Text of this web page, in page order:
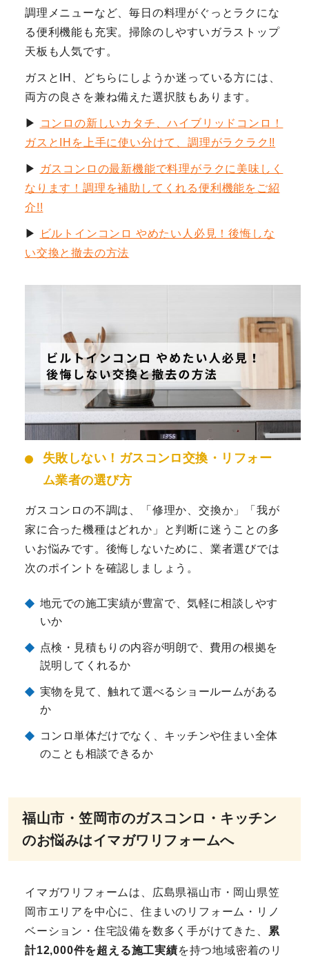
調理メニューなど、毎日の料理がぐっとラクにな
る便利機能も充実。掃除のしやすいガラストップ
天板も人気です。
ガスとIH、どちらにしようか迷っている方には、
両方の良さを兼ね備えた選択肢もあります。
▶
コンロの新しいカタチ、ハイブリッドコンロ！
ガスとIHを上手に使い分けて、調理がラクラク!!
▶
ガスコンロの最新機能で料理がラクに美味しく
なります！調理を補助してくれる便利機能をご紹
介!!
▶
ビルトインコンロ やめたい人必見！後悔しな
い交換と撤去の方法
失敗しない！ガスコンロ交換・リフォー
ム業者の選び方
ガスコンロの不調は、「修理か、交換か」「我が
家に合った機種はどれか」と判断に迷うことの多
いお悩みです。後悔しないために、業者選びでは
次のポイントを確認しましょう。
地元での施工実績が豊富で、気軽に相談しやす
いか
点検・見積もりの内容が明朗で、費用の根拠を
説明してくれるか
実物を見て、触れて選べるショールームがある
か
コンロ単体だけでなく、キッチンや住まい全体
のことも相談できるか
福山市・笠岡市のガスコンロ・キッチン
のお悩みはイマガワリフォームへ
イマガワリフォームは、広島県福山市・岡山県笠
岡市エリアを中心に、住まいのリフォーム・リノ
ベーション・住宅設備を数多く手がけてきた、
累
計12,000件を超える施工実績を持つ地域密着のリ